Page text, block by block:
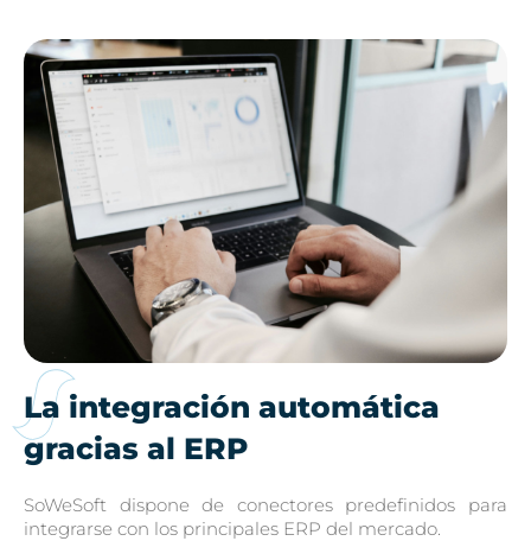
La integración automática
gracias al ERP
SoWeSoft dispone de conectores predefinidos para
integrarse con los principales ERP del mercado.